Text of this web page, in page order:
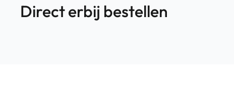
Direct erbij bestellen